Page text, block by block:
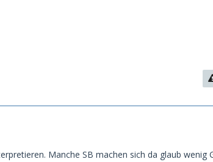
Manche SB machen sich da glaub wenig